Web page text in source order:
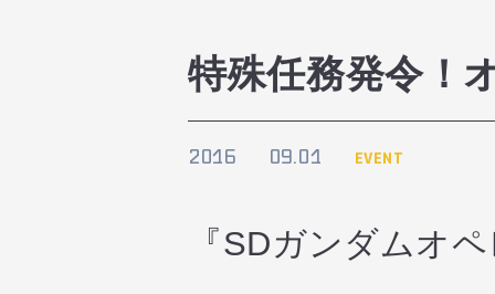
特殊任務発令！
2016 09.01 EVENT
『SDガンダムオ